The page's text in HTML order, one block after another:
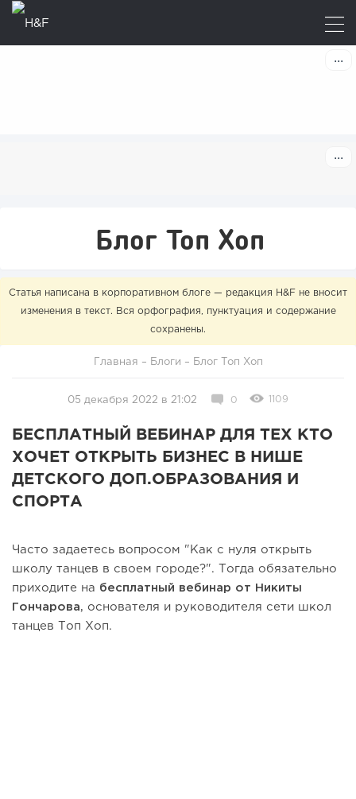
Блог Топ Хоп
Статья написана в корпоративном блоге — редакция H&F не вносит
изменения в текст. Вся орфография, пунктуация и содержание
сохранены.
Главная – Блоги – Блог Топ Хоп
05 декабря 2022 в 21:02 0 1109
БЕСПЛАТНЫЙ ВЕБИНАР ДЛЯ ТЕХ КТО
ХОЧЕТ ОТКРЫТЬ БИЗНЕС В НИШЕ
ДЕТСКОГО ДОП.ОБРАЗОВАНИЯ И
СПОРТА
Часто задаетесь вопросом "Как с нуля открыть
школу танцев в своем городе?". Тогда обязательно
приходите на бесплатный вебинар от Никиты
Гончарова, основателя и руководителя сети школ
танцев Топ Хоп.